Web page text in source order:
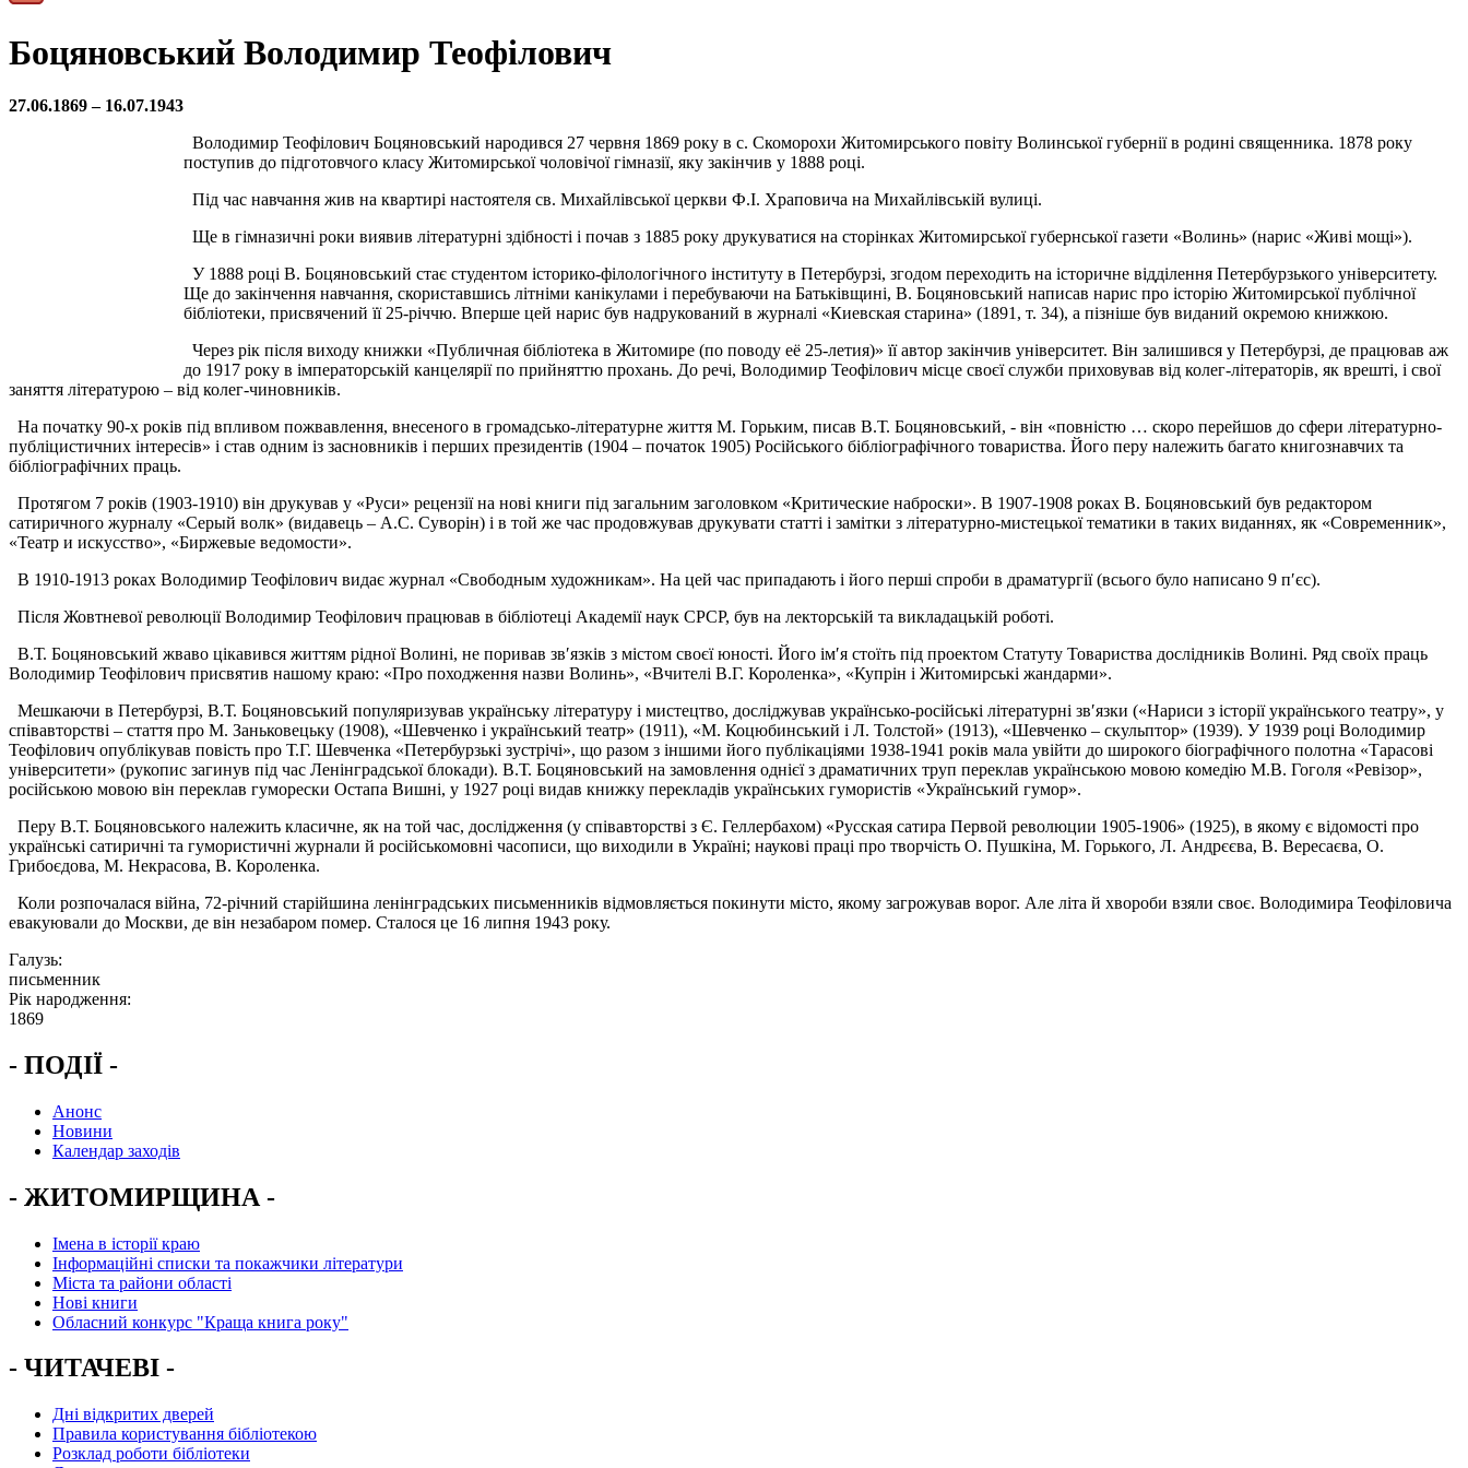
Боцяновський Володимир Теофілович
27.06.1869 – 16.07.1943
Володимир Теофілович Боцяновський народився 27 червня 1869 року в с. Скоморохи Житомирського повіту Волинської губернії в родині священника. 1878 року
поступив до підготовчого класу Житомирської чоловічої гімназії, яку закінчив у 1888 році.
Під час навчання жив на квартирі настоятеля св. Михайлівської церкви Ф.І. Храповича на Михайлівській вулиці.
Ще в гімназичні роки виявив літературні здібності і почав з 1885 року друкуватися на сторінках Житомирської губернської газети «Волинь» (нарис «Живі мощі»).
У 1888 році В. Боцяновський стає студентом історико-філологічного інституту в Петербурзі, згодом переходить на історичне відділення Петербурзького університету.
Ще до закінчення навчання, скориставшись літніми канікулами і перебуваючи на Батьківщині, В. Боцяновський написав нарис про історію Житомирської публічної
бібліотеки, присвячений її 25-річчю. Вперше цей нарис був надрукований в журналі «Киевская старина» (1891, т. 34), а пізніше був виданий окремою книжкою.
Через рік після виходу книжки «Публичная бібліотека в Житомире (по поводу её 25-летия)» її автор закінчив університет. Він залишився у Петербурзі, де працював аж
до 1917 року в імператорській канцелярії по прийняттю прохань. До речі, Володимир Теофілович місце своєї служби приховував від колег-літераторів, як врешті, і свої
заняття літературою – від колег-чиновників.
На початку 90-х років під впливом пожвавлення, внесеного в громадсько-літературне життя М. Горьким, писав В.Т. Боцяновський, - він «повністю … скоро перейшов до сфери літературно-
публіцистичних інтересів» і став одним із засновників і перших президентів (1904 – початок 1905) Російського бібліографічного товариства. Його перу належить багато книгознавчих та
бібліографічних праць.
Протягом 7 років (1903-1910) він друкував у «Руси» рецензії на нові книги під загальним заголовком «Критические наброски». В 1907-1908 роках В. Боцяновський був редактором
сатиричного журналу «Серый волк» (видавець – А.С. Суворін) і в той же час продовжував друкувати статті і замітки з літературно-мистецької тематики в таких виданнях, як «Современник»,
«Театр и искусство», «Биржевые ведомости».
В 1910-1913 роках Володимир Теофілович видає журнал «Свободным художникам». На цей час припадають і його перші спроби в драматургії (всього було написано 9 п′єс).
Після Жовтневої революції Володимир Теофілович працював в бібліотеці Академії наук СРСР, був на лекторській та викладацькій роботі.
В.Т. Боцяновський жваво цікавився життям рідної Волині, не поривав зв′язків з містом своєї юності. Його ім′я стоїть під проектом Статуту Товариства дослідників Волині. Ряд своїх праць
Володимир Теофілович присвятив нашому краю: «Про походження назви Волинь», «Вчителі В.Г. Короленка», «Купрін і Житомирські жандарми».
Мешкаючи в Петербурзі, В.Т. Боцяновський популяризував українську літературу і мистецтво, досліджував українсько-російські літературні зв′язки («Нариси з історії українського театру», у
співавторстві – стаття про М. Заньковецьку (1908), «Шевченко і український театр» (1911), «М. Коцюбинський і Л. Толстой» (1913), «Шевченко – скульптор» (1939). У 1939 році Володимир
Теофілович опублікував повість про Т.Г. Шевченка «Петербурзькі зустрічі», що разом з іншими його публікаціями 1938-1941 років мала увійти до широкого біографічного полотна «Тарасові
університети» (рукопис загинув під час Ленінградської блокади). В.Т. Боцяновський на замовлення однієї з драматичних труп переклав українською мовою комедію М.В. Гоголя «Ревізор»,
російською мовою він переклав гуморески Остапа Вишні, у 1927 році видав книжку перекладів українських гумористів «Український гумор».
Перу В.Т. Боцяновського належить класичне, як на той час, дослідження (у співавторстві з Є. Геллербахом) «Русская сатира Первой революции 1905-1906» (1925), в якому є відомості про
українські сатиричні та гумористичні журнали й російськомовні часописи, що виходили в Україні; наукові праці про творчість О. Пушкіна, М. Горького, Л. Андрєєва, В. Вересаєва, О.
Грибоєдова, М. Некрасова, В. Короленка.
Коли розпочалася війна, 72-річний старійшина ленінградських письменників відмовляється покинути місто, якому загрожував ворог. Але літа й хвороби взяли своє. Володимира Теофіловича
евакуювали до Москви, де він незабаром помер. Сталося це 16 липня 1943 року.
Галузь:
письменник
Рік народження:
1869
- ПОДІЇ -
Анонс
Новини
Календар заходів
- ЖИТОМИРЩИНА -
Імена в історії краю
Інформаційні списки та покажчики літератури
Міста та райони області
Нові книги
Обласний конкурс "Краща книга року"
- ЧИТАЧЕВІ -
Дні відкритих дверей
Правила користування бібліотекою
Розклад роботи бібліотеки